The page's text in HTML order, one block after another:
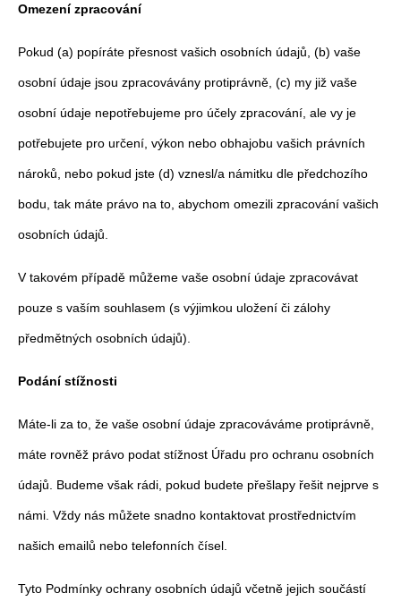
Omezení zpracování
Pokud (a) popíráte přesnost vašich osobních údajů, (b) vaše
osobní údaje jsou zpracovávány protiprávně, (c) my již vaše
osobní údaje nepotřebujeme pro účely zpracování, ale vy je
potřebujete pro určení, výkon nebo obhajobu vašich právních
nároků, nebo pokud jste (d) vznesl/a námitku dle předchozího
bodu, tak máte právo na to, abychom omezili zpracování vašich
osobních údajů.
V takovém případě můžeme vaše osobní údaje zpracovávat
pouze s vaším souhlasem (s výjimkou uložení či zálohy
předmětných osobních údajů).
Podání stížnosti
Máte-li za to, že vaše osobní údaje zpracováváme protiprávně,
máte rovněž právo podat stížnost Úřadu pro ochranu osobních
údajů. Budeme však rádi, pokud budete přešlapy řešit nejprve s
námi. Vždy nás můžete snadno kontaktovat prostřednictvím
našich emailů nebo telefonních čísel.
Tyto Podmínky ochrany osobních údajů včetně jejich součástí